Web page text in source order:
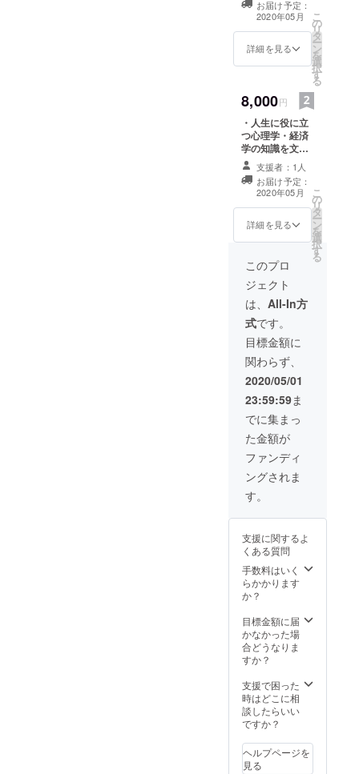
ループに招待さ
せていただきま
す。
お届け予定：
2020年05月
詳細を見る
こ
の
リ
タ
ー
ン
を
選
択
す
る
8,000円
・人生に役に立
つ心理学・経済
学の知識を文章
で提供する
Facebookグ
ループに招待さ
せていただきま
す。 ・Skypeや
Discordなどを
中1数学から大学
1年生レベルの内
容から自由にお
選びいただけま
す。時間は80分
×4コマです。
支援者：1人
お届け予定：
2020年05月
詳細を見る
こ
の
リ
タ
ー
ン
を
選
択
す
る
このプロ
ジェクト
は、 All-In方
式です。
目標金額に
関わらず、
2020/05/01
23:59:59ま
でに集まっ
た金額が
ファンディ
ングされま
す。
支援に関するよ
くある質問
手数料はいく
らかかります
か？
目標金額に届
かなかった場
合どうなりま
すか？
支援で困った
時はどこに相
談したらいい
ですか？
ヘルプページを
見る